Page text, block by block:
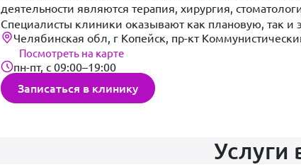
деятельности являются терапия, хирургия,
Специалисты клиники оказывают как плановую, так
помощь.Клиника оснащена современным
включая цифровой рентген и аппарат УЗИ с
разрабатывают индивидуальные схемы лечения с
протоколов.&nbsp;
Челябинская обл, г Копейск, пр-кт
Посмотреть на карте
пн-пт, с 09:00–19:00
Записаться в клинику
Услуги